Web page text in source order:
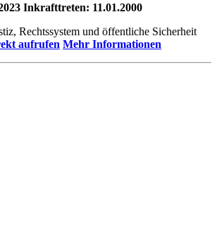
Inkrafttreten: 11.01.2000
aufrufen Mehr Informationen